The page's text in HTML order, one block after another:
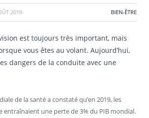
2019 BIEN-ÊTRE
est toujours très important, mais
vous êtes au volant. Aujourd’hui,
dangers de la conduite avec une
de la santé a constaté qu’en 2019, les
entraînaient une perte de 3% du PIB mondial.